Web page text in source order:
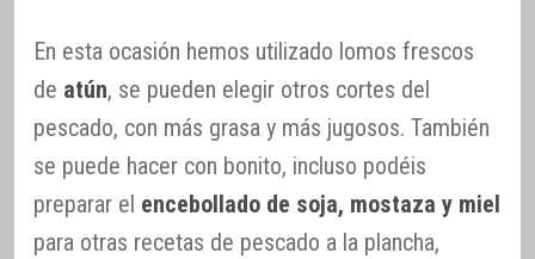
En esta ocasión hemos utilizado lomos frescos
de atún, se pueden elegir otros cortes del
pescado, con más grasa y más jugosos. También
se puede hacer con bonito, incluso podéis
preparar el encebollado de soja, mostaza y miel
para otras recetas de pescado a la plancha,